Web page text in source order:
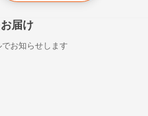
届け
お知らせします